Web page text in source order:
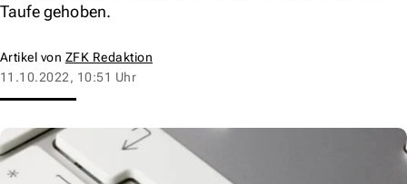
Taufe gehoben.
Artikel von ZFK Redaktion
11.10.2022, 10:51 Uhr